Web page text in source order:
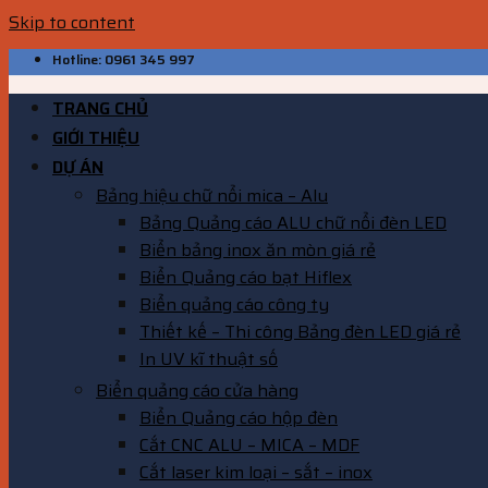
Skip to content
Hotline: 0961 345 997
TRANG CHỦ
GIỚI THIỆU
DỰ ÁN
Bảng hiệu chữ nổi mica – Alu
Bảng Quảng cáo ALU chữ nổi đèn LED
Biển bảng inox ăn mòn giá rẻ
Biển Quảng cáo bạt Hiflex
Biển quảng cáo công ty
Thiết kế – Thi công Bảng đèn LED giá rẻ
In UV kĩ thuật số
Biển quảng cáo cửa hàng
Biển Quảng cáo hộp đèn
Cắt CNC ALU – MICA – MDF
Cắt laser kim loại – sắt – inox